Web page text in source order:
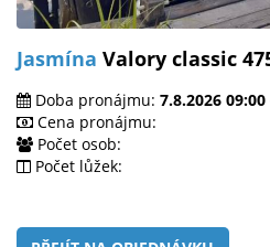
Jasmína Valory classic
Doba pronájmu: 7.8.2026
Cena pronájmu:
Počet osob:
Počet lůžek: